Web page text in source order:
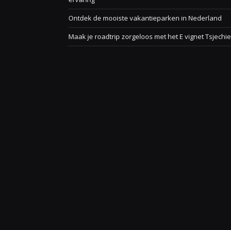
Ontdek de mooiste vakantieparken in Nederland
Maak je roadtrip zorgeloos met het E vignet Tsjechie